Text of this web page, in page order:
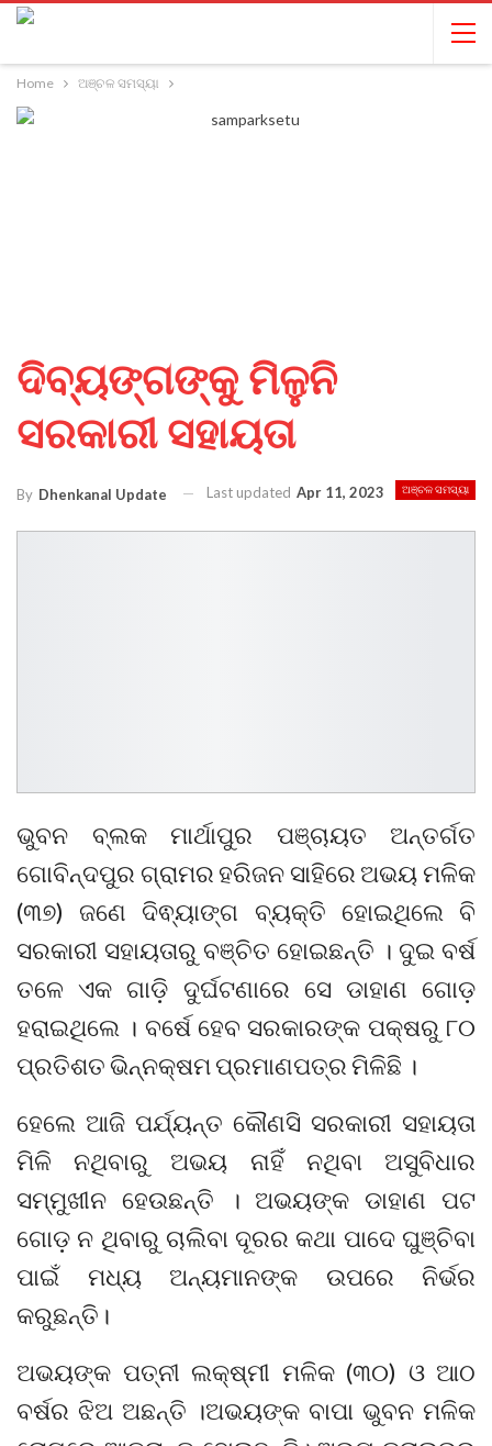
Home ଅଞ୍ଚଳ ସମସ୍ୟା
ଦିବ୍ୟଙ୍ଗଙ୍କୁ ମିଳୁନି
ସରକାରୀ ସହାୟତା
ଅଞ୍ଚଳ ସମସ୍ୟା
By Dhenkanal Update Last updated Apr 11, 2023
ଭୁବନ ବ୍ଲକ ମାର୍ଥାପୁର ପଞ୍ଚାୟତ ଅନ୍ତର୍ଗତ
ଗୋବିନ୍ଦପୁର ଗ୍ରାମର ହରିଜନ ସାହିରେ ଅଭୟ ମଳିକ
(୩୭) ଜଣେ ଦିଵ୍ୟାଙ୍ଗ ବ୍ୟକ୍ତି ହୋଇଥିଲେ ବି
ସରକାରୀ ସହାୟତାରୁ ବଞ୍ଚିତ ହୋଇଛନ୍ତି । ଦୁଇ ବର୍ଷ
ତଳେ ଏକ ଗାଡ଼ି ଦୁର୍ଘଟଣାରେ ସେ ଡାହାଣ ଗୋଡ଼
ହରାଇଥିଲେ । ବର୍ଷେ ହେବ ସରକାରଙ୍କ ପକ୍ଷରୁ ୮୦
ପ୍ରତିଶତ ଭିନ୍ନକ୍ଷମ ପ୍ରମାଣପତ୍ର ମିଳିଛି ।
ହେଲେ ଆଜି ପର୍ଯ୍ୟନ୍ତ କୌଣସି ସରକାରୀ ସହାୟତା
ମିଳି ନଥିବାରୁ ଅଭୟ ନାହିଁ ନଥିବା ଅସୁବିଧାର
ସମ୍ମୁଖୀନ ହେଉଛନ୍ତି । ଅଭୟଙ୍କ ଡାହାଣ ପଟ
ଗୋଡ଼ ନ ଥିବାରୁ ଚାଲିବା ଦୂରର କଥା ପାଦେ ଘୁଞ୍ଚିବା
ପାଇଁ ମଧ୍ୟ ଅନ୍ୟମାନଙ୍କ ଉପରେ ନିର୍ଭର
କରୁଛନ୍ତି।
ଅଭୟଙ୍କ ପତ୍ନୀ ଲକ୍ଷ୍ମୀ ମଳିକ (୩୦) ଓ ଆଠ
ବର୍ଷର ଝିଅ ଅଛନ୍ତି ।ଅଭୟଙ୍କ ବାପା ଭୁବନ ମଳିକ